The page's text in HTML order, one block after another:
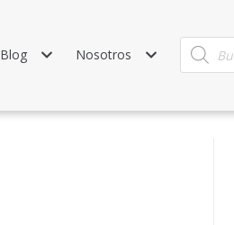
Blog Nosotros